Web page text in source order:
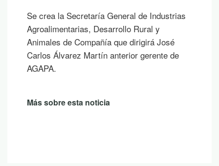
Se crea la Secretaría General de Industrias
Agroalimentarias, Desarrollo Rural y
Animales de Compañía que dirigirá José
Carlos Álvarez Martín anterior gerente de
AGAPA.
Más sobre esta noticia